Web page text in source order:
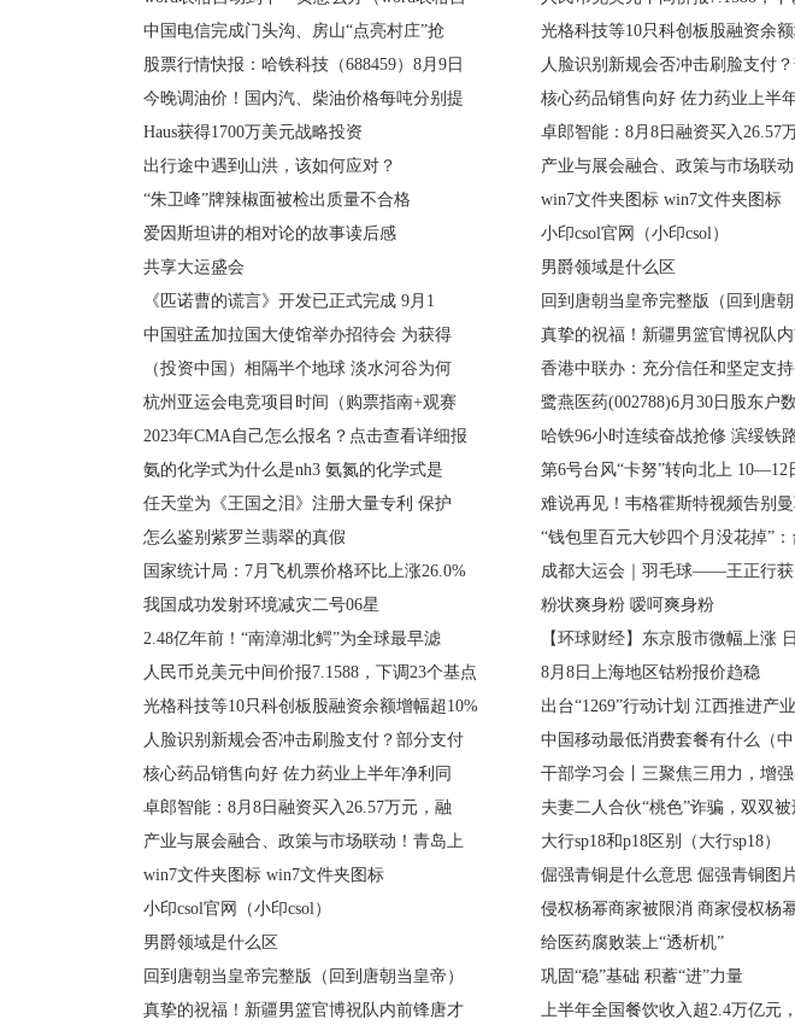
中国电信完成门头沟、房山“点亮村庄”抢
股票行情快报：哈铁科技（688459）8月9日
今晚调油价！国内汽、柴油价格每吨分别提
Haus获得1700万美元战略投资
出行途中遇到山洪，该如何应对？
“朱卫峰”牌辣椒面被检出质量不合格
爱因斯坦讲的相对论的故事读后感
共享大运盛会
《匹诺曹的谎言》开发已正式完成 9月1
中国驻孟加拉国大使馆举办招待会 为获得
（投资中国）相隔半个地球 淡水河谷为何
杭州亚运会电竞项目时间（购票指南+观赛
2023年CMA自己怎么报名？点击查看详细报
氨的化学式为什么是nh3 氨氮的化学式是
任天堂为《王国之泪》注册大量专利 保护
怎么鉴别紫罗兰翡翠的真假
国家统计局：7月飞机票价格环比上涨26.0%
我国成功发射环境减灾二号06星
2.48亿年前！“南漳湖北鳄”为全球最早滤
人民币兑美元中间价报7.1588，下调23个基点
光格科技等10只科创板股融资余额增幅超10%
人脸识别新规会否冲击刷脸支付？部分支付
核心药品销售向好 佐力药业上半年净利同
卓郎智能：8月8日融资买入26.57万元，融
产业与展会融合、政策与市场联动！青岛上
win7文件夹图标 win7文件夹图标
小印csol官网（小印csol）
男爵领域是什么区
回到唐朝当皇帝完整版（回到唐朝当皇帝）
真挚的祝福！新疆男篮官博祝队内前锋唐才
光格科技等10只科创板股融资余
人脸识别新规会否冲击刷脸支付
核心药品销售向好 佐力药业上半
卓郎智能：8月8日融资买入26.57
产业与展会融合、政策与市场联
win7文件夹图标 win7文件夹图标
小印csol官网（小印csol）
男爵领域是什么区
回到唐朝当皇帝完整版（回到唐朝
真挚的祝福！新疆男篮官博祝队
香港中联办：充分信任和坚定支
鹭燕医药(002788)6月30日股东户
哈铁96小时连续奋战抢修 滨绥铁
第6号台风“卡努”转向北上 10—12
难说再见！韦格霍斯特视频告别
“钱包里百元大钞四个月没花掉”：
成都大运会｜羽毛球——王正行获
粉状爽身粉 嗳呵爽身粉
【环球财经】东京股市微幅上涨
8月8日上海地区钴粉报价趋稳
出台“1269”行动计划 江西推进产
中国移动最低消费套餐有什么（
干部学习会丨三聚焦三用力，增
夫妻二人合伙“桃色”诈骗，双双被
大行sp18和p18区别（大行sp18）
倔强青铜是什么意思 倔强青铜图
侵权杨幂商家被限消 商家侵权杨
给医药腐败装上“透析机”
巩固“稳”基础 积蓄“进”力量
上半年全国餐饮收入超2.4万亿元